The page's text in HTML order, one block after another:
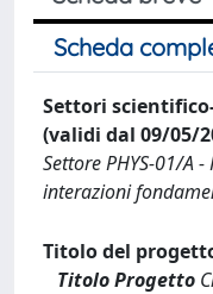
Scheda
Settori
(validi dal 09/05/
Settore PHYS-01/A
interazioni
Titolo del
Titolo Progetto